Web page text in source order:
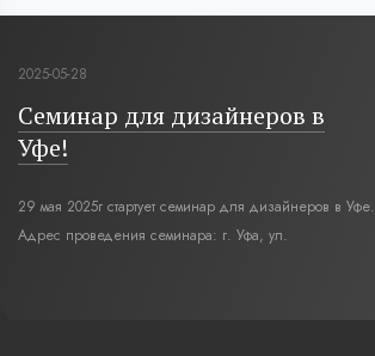
2025-05-28
Семинар для дизайнеров в
Уфе!
29 мая 2025г стартует семинар для дизайнеров в Уфе.
Адрес проведения семинара: г. Уфа, ул.